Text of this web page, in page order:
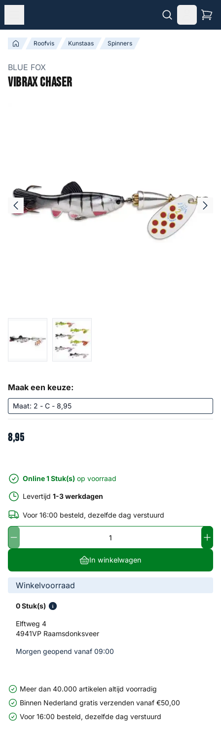
Roofvis Kunstaas Spinners
BLUE FOX
Vibrax Chaser
Maak een keuze:
8,95
Online 1 Stuk(s) op voorraad
Levertijd 1-3 werkdagen
Voor 16:00 besteld, dezelfde dag verstuurd
In winkelwagen
Winkelvoorraad
0 Stuk(s)
Elftweg 4
4941VP Raamsdonksveer
Morgen geopend vanaf 09:00
Meer dan 40.000 artikelen altijd voorradig
Binnen Nederland gratis verzenden vanaf €50,00
Voor 16:00 besteld, dezelfde dag verstuurd